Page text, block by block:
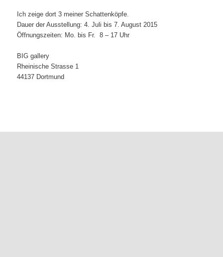
Ich zeige dort 3 meiner Schattenköpfe.
Dauer der Ausstellung: 4. Juli bis 7. August 2015
Öffnungszeiten: Mo. bis Fr. 8 – 17 Uhr
BIG gallery
Rheinische Strasse 1
44137 Dortmund